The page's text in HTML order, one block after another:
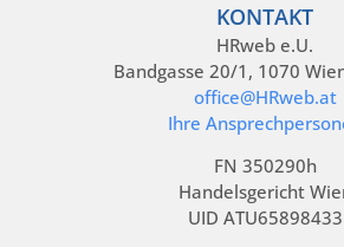
KONTAKT
HRweb e.U.
Bandgasse 20/1, 1070
office@HRweb.at
Ihre
FN 350290h
Handelsgericht
UID ATU65898433